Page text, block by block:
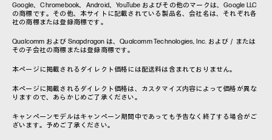
Google、Chromebook、Android、YouTube およびその他のマークは、Google LLC
の商標です。その他、本サイトに記載されている製品名、会社名は、それぞれ各
社の商標または登録商標です。
Qualcomm および Snapdragon は、Qualcomm Technologies, Inc. および／または
その子会社の商標または登録商標です。
本ページに掲載されるダイレクト価格には配送料は含まれておりません。
本ページに掲載されるダイレクト価格は、カスタマイズ内容によって価格が異な
りますので、あらかじめご了承ください。
キャンペーンモデルはキャンペーン期間中であっても予告なく終了する場合がご
ざいます。予めご了承ください。